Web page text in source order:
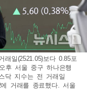
일(2521.05)보다 0.85포
후 서울 중구 하나은행
닥 지수는 전 거래일
에 거래를 종료했다. 서울